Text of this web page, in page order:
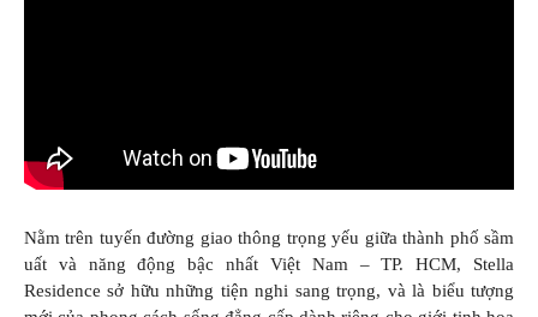
Nằm trên tuyến đường giao thông trọng yếu giữa thành phố sầm
uất và năng động bậc nhất Việt Nam – TP. HCM, Stella
Residence sở hữu những tiện nghi sang trọng, và là biểu tượng